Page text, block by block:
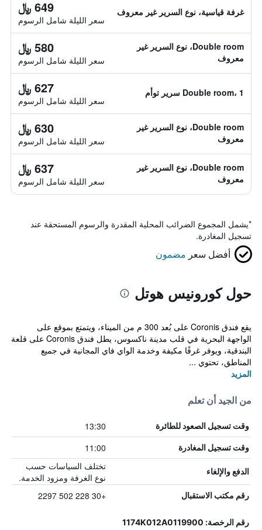
غرفة قياسية، نوع السرير غير معروف 649 ﷼
سعر الليلة شامل الرسوم
Double room، نوع السرير غير
معروف
580 ﷼
سعر الليلة شامل الرسوم
Double room، 1 سرير توأم 627 ﷼
سعر الليلة شامل الرسوم
Double room، نوع السرير غير
معروف
630 ﷼
سعر الليلة شامل الرسوم
Double room، نوع السرير غير
معروف
637 ﷼
سعر الليلة شامل الرسوم
*يشمل المجموع الضرائب المحلية المقدرة والرسوم المستحقة عند
تسجيل المغادرة.
أفضل سعر مضمون
حول كورونيس هوتل
يقع فندق Coronis على بُعد 300 م من الميناء، ويتمتع بموقع على
الواجهة البحرية في قلب مدينة ناكسوس، يطل فندق Coronis على قلعة
البندقية، ويوفر غرفًا مكيفة وخدمة الواي فاي المجانية في جميع
المناطق، تحتوي ...
المزيد
من الجيد أن تعلم
وقت تسجيل الصعود للطائرة 13:30
وقت تسجيل المغادرة 11:00
الدفع والإلغاء
تختلف السياسات حسب
نوع الغرفة ومزود الخدمة.
رقم مكتب الاستقبال +30 228 502 2297
رقم الرخصة: 1174K012A0119900